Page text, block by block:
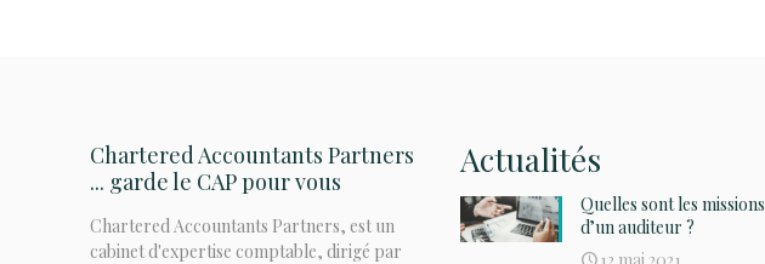
Chartered Accountants Partners
... garde le CAP pour vous
Chartered Accountants Partners, est un
cabinet d'expertise comptable, dirigé par
Actualités
Quelles sont les missions
d’un auditeur ?